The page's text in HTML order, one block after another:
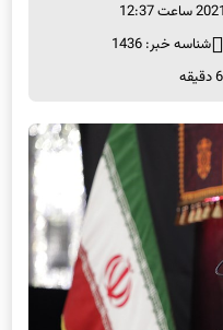
شناسه خبر: 1436